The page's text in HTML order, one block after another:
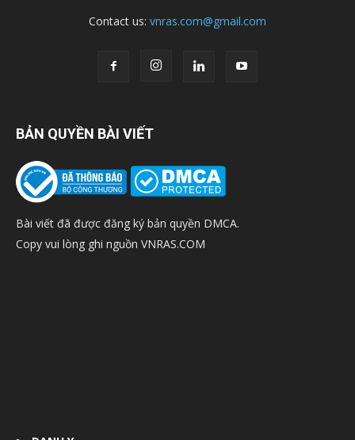
Contact us: vnras.com@gmail.com
BẢN QUYỀN BÀI VIẾT
Bài viết đã được đăng ký bản quyền DMCA.
Copy vui lòng ghi nguồn VNRAS.COM